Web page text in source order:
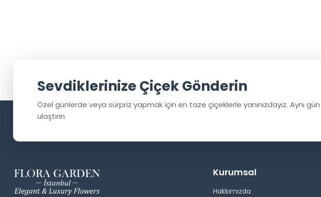
Sevdiklerinize Çiçek Gönderin
Özel günlerde veya sürpriz yapmak için en taze çiçeklerle yanınızdayız. Aynı
ulaştırın.
Kurumsal
Hakkımızda